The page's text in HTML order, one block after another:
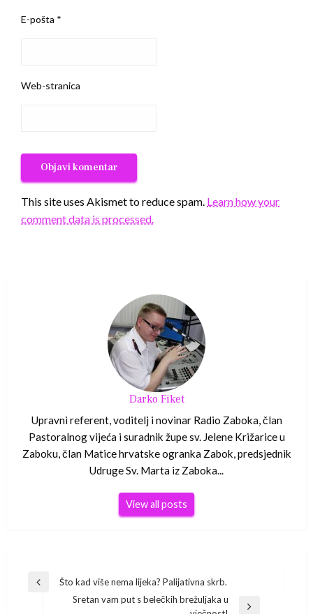
E-pošta *
Web-stranica
This site uses Akismet to reduce spam. Learn how your
comment data is processed.
Darko Fiket
Upravni referent, voditelj i novinar Radio Zaboka, član
Pastoralnog vijeća i suradnik župe sv. Jelene Križarice u
Zaboku, član Matice hrvatske ogranka Zabok, predsjednik
Udruge Sv. Marta iz Zaboka...
View all posts
Navigacija
Previous
Što kad više nema lijeka? Palijativna skrb.
Sretan vam put s belečkih brežuljaka u